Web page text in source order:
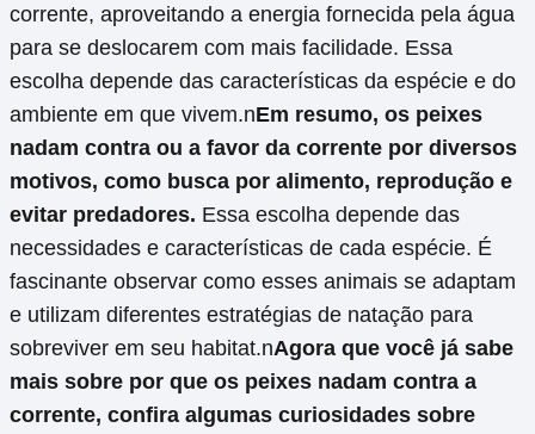
corrente, aproveitando a energia fornecida pela água
para se deslocarem com mais facilidade. Essa
escolha depende das características da espécie e do
ambiente em que vivem.nEm resumo, os peixes
nadam contra ou a favor da corrente por diversos
motivos, como busca por alimento, reprodução e
evitar predadores. Essa escolha depende das
necessidades e características de cada espécie. É
fascinante observar como esses animais se adaptam
e utilizam diferentes estratégias de natação para
sobreviver em seu habitat.nAgora que você já sabe
mais sobre por que os peixes nadam contra a
corrente, confira algumas curiosidades sobre